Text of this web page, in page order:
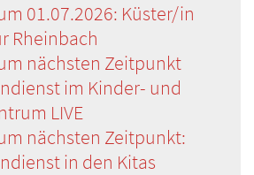
01.07.2026: Küster/in
Rheinbach
nächsten Zeitpunkt
im Kinder- und
LIVE
nächsten Zeitpunkt:
in den Kitas